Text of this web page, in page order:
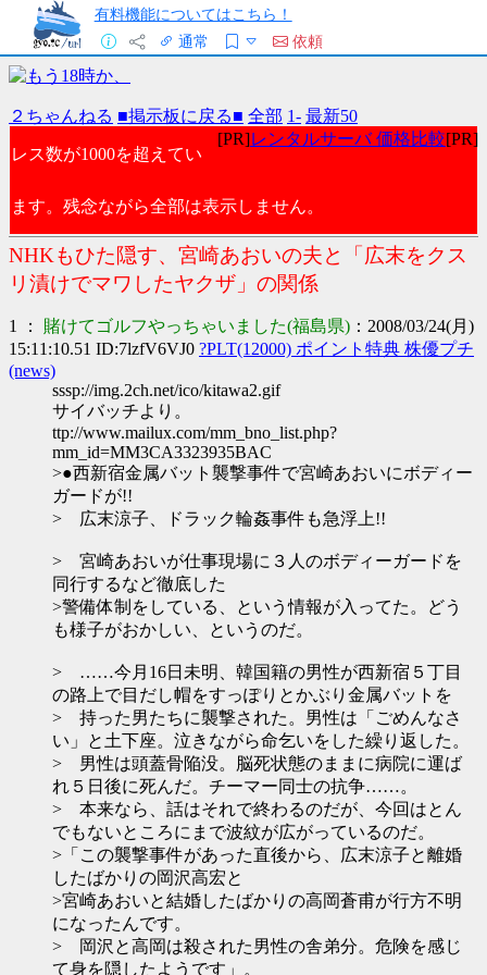
有料機能についてはこちら！
通常
依頼